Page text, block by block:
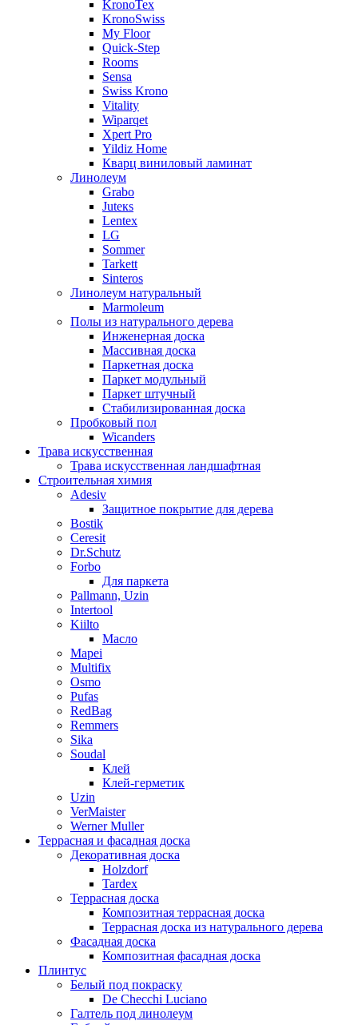
KronoTex
KronoSwiss
My Floor
Quick-Step
Rooms
Sensa
Swiss Krono
Vitality
Wiparqet
Xpert Pro
Yildiz Home
Кварц виниловый ламинат
Линолеум
Grabo
Juteкs
Lentex
LG
Sommer
Tarkett
Sinteros
Линолеум натуральный
Marmoleum
Полы из натурального дерева
Инженерная доска
Массивная доска
Паркетная доска
Паркет модульный
Паркет штучный
Стабилизированная доска
Пробковый пол
Wicanders
Трава искусственная
Трава искусственная ландшафтная
Строительная химия
Adesiv
Защитное покрытие для дерева
Bostik
Ceresit
Dr.Schutz
Forbo
Для паркета
Pallmann, Uzin
Intertool
Kiilto
Масло
Mapei
Multifix
Osmo
Pufas
RedBag
Remmers
Sika
Soudal
Клей
Клей-герметик
Uzin
VerMaister
Werner Muller
Террасная и фасадная доска
Декоративная доска
Holzdorf
Tardex
Террасная доска
Композитная террасная доска
Террасная доска из натурального дерева
Фасадная доска
Композитная фасадная доска
Плинтус
Белый под покраску
De Checchi Luciano
Галтель под линолеум